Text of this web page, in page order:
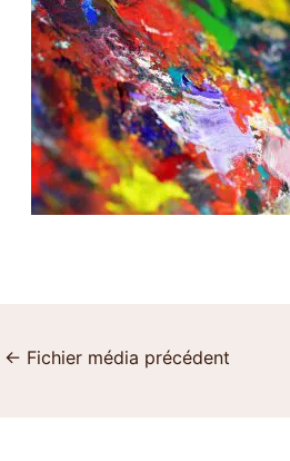
← Fichier média précédent